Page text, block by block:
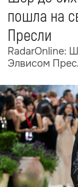
пошла на
Пресли
RadarOnline:
Элвисом